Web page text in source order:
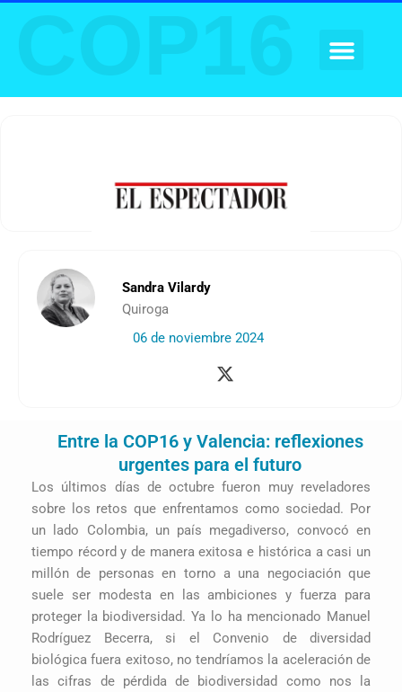
Sandra Vilardy
Quiroga
06 de noviembre 2024
X
i
t
t
e
r
Entre la COP16 y Valencia: reflexiones
urgentes para el futuro
Los últimos días de octubre fueron muy reveladores
sobre los retos que enfrentamos como sociedad. Por
un lado Colombia, un país megadiverso, convocó en
tiempo récord y de manera exitosa e histórica a casi un
millón de personas en torno a una negociación que
suele ser modesta en las ambiciones y fuerza para
proteger la biodiversidad. Ya lo ha mencionado Manuel
Rodríguez Becerra, si el Convenio de diversidad
biológica fuera exitoso, no tendríamos la aceleración de
las cifras de pérdida de biodiversidad como nos la